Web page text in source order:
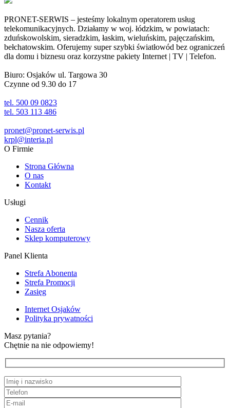
PRONET-SERWIS – jesteśmy lokalnym operatorem usług
telekomunikacyjnych. Działamy w woj. łódzkim, w powiatach:
zduńskowolskim, sieradzkim, łaskim, wieluńskim, pajęczańskim,
bełchatowskim. Oferujemy super szybki światłowód bez ograniczeń
dla domu i biznesu oraz korzystne pakiety Internet | TV | Telefon.
Biuro: Osjaków ul. Targowa 30
Czynne od 9.30 do 17
tel. 500 09 0823
tel. 503 113 486
pronet@pronet-serwis.pl
krpl@interia.pl
O Firmie
Strona Główna
O nas
Kontakt
Usługi
Cennik
Nasza oferta
Sklep komputerowy
Panel Klienta
Strefa Abonenta
Strefa Promocji
Zasięg
Internet Osjaków
Polityka prywatności
Masz pytania?
Chętnie na nie odpowiemy!